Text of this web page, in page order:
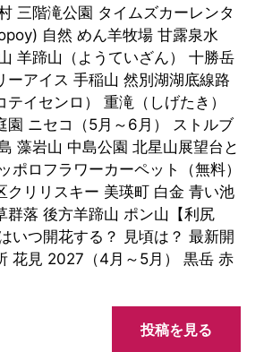
三階滝公園 タイムズカーレンタ
自然 めん羊牧場 甘露泉水
羊蹄山（ようていざん） 十勝岳
ーアイス 手稲山 然別湖湖底線路
テイセンロ） 重滝（しげたき）
園 ニセコ（5月～6月） ストルブ
藻岩山 中島公園 北星山展望台と
ポロフラワーカーペット（無料）
クリリスキー 美瑛町 白金 青い池
群落 後方羊蹄山 ポン山【利尻
いつ開花する？ 見頃は？ 最新開
花見 2027（4月～5月） 黒岳 赤
投稿を見る